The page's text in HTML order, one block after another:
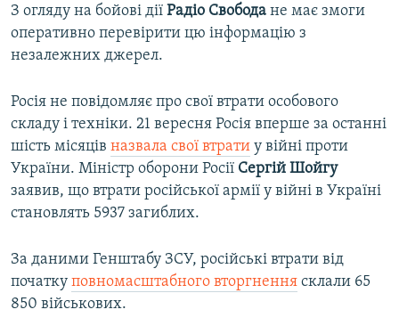
З огляду на бойові дії Радіо Свобода не має змоги
оперативно перевірити цю інформацію з
незалежних джерел.
Росія не повідомляє про свої втрати особового
складу і техніки. 21 вересня Росія вперше за останні
шість місяців назвала свої втрати у війні проти
України. Міністр оборони Росії Сергій Шойгу
заявив, що втрати російської армії у війні в Україні
становлять 5937 загиблих.
За даними Генштабу ЗСУ, російські втрати від
початку повномасштабного вторгнення склали 65
850 військових.